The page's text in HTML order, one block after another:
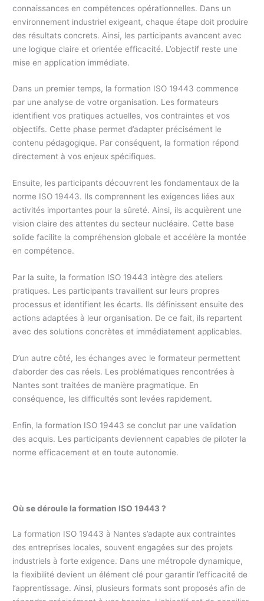
connaissances en compétences opérationnelles. Dans un
environnement industriel exigeant, chaque étape doit produire
des résultats concrets. Ainsi, les participants avancent avec
une logique claire et orientée efficacité. L’objectif reste une
mise en application immédiate.
Dans un premier temps, la formation ISO 19443 commence
par une analyse de votre organisation. Les formateurs
identifient vos pratiques actuelles, vos contraintes et vos
objectifs. Cette phase permet d’adapter précisément le
contenu pédagogique. Par conséquent, la formation répond
directement à vos enjeux spécifiques.
Ensuite, les participants découvrent les fondamentaux de la
norme ISO 19443. Ils comprennent les exigences liées aux
activités importantes pour la sûreté. Ainsi, ils acquièrent une
vision claire des attentes du secteur nucléaire. Cette base
solide facilite la compréhension globale et accélère la montée
en compétence.
Par la suite, la formation ISO 19443 intègre des ateliers
pratiques. Les participants travaillent sur leurs propres
processus et identifient les écarts. Ils définissent ensuite des
actions adaptées à leur organisation. De ce fait, ils repartent
avec des solutions concrètes et immédiatement applicables.
D’un autre côté, les échanges avec le formateur permettent
d’aborder des cas réels. Les problématiques rencontrées à
Nantes sont traitées de manière pragmatique. En
conséquence, les difficultés sont levées rapidement.
Enfin, la formation ISO 19443 se conclut par une validation
des acquis. Les participants deviennent capables de piloter la
norme efficacement et en toute autonomie.
Où se déroule la formation ISO 19443 ?
La formation ISO 19443 à Nantes s’adapte aux contraintes
des entreprises locales, souvent engagées sur des projets
industriels à forte exigence. Dans une métropole dynamique,
la flexibilité devient un élément clé pour garantir l’efficacité de
l’apprentissage. Ainsi, plusieurs formats sont proposés afin de